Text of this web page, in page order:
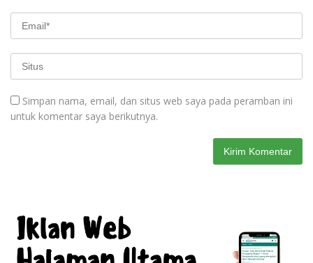
Simpan nama, email, dan situs web saya pada peramban ini
untuk komentar saya berikutnya.